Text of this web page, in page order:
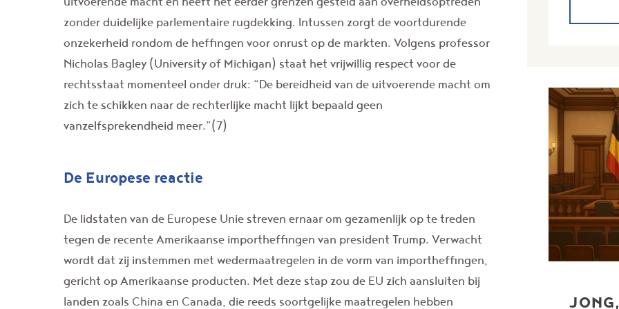
zonder duidelijke parlementaire rugdekking. Intussen zorgt de voortdurende
onzekerheid rondom de heffingen voor onrust op de markten. Volgens professor
Nicholas Bagley (University of Michigan) staat het vrijwillig respect voor de
rechtsstaat momenteel onder druk: “De bereidheid van de uitvoerende macht om
zich te schikken naar de rechterlijke macht lijkt bepaald geen
vanzelfsprekendheid meer.”(7)
De Europese reactie
De lidstaten van de Europese Unie streven ernaar om gezamenlijk op te treden
tegen de recente Amerikaanse importheffingen van president Trump. Verwacht
wordt dat zij instemmen met wedermaatregelen in de vorm van importheffingen,
gericht op Amerikaanse producten. Met deze stap zou de EU zich aansluiten bij
landen zoals China en Canada, die reeds soortgelijke maatregelen hebben